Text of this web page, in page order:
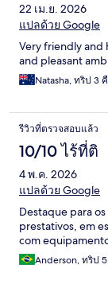
22 เม.ย. 2026
แปลด้วย Google
Very friendly and
and pleasant
Natasha, ทริป 3
รีวิวที่ตรวจสอบแล้ว
10/10 ไร้ที่ติ
4 พ.ค. 2026
แปลด้วย Google
Destaque para
prestativos, em
com
Anderson, ทริป